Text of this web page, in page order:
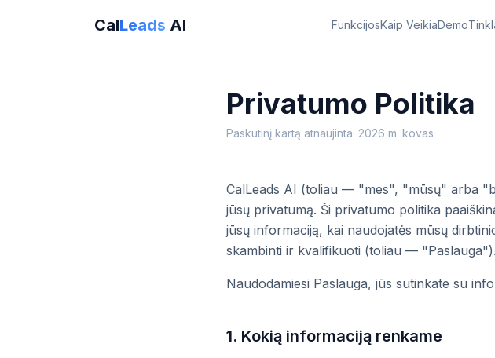
CalLeads AI FunkcijosKaip VeikiaDemo
Privatumo Politika
Paskutinį kartą atnaujinta: 2026 m. kovas
CalLeads AI (toliau — "mes", "mūsų" arba
jūsų privatumą. Ši privatumo politika
jūsų informaciją, kai naudojatės mūsų
skambinti ir kvalifikuoti (toliau — "Paslauga").
Naudodamiesi Paslauga, jūs sutinkate su
1. Kokią informaciją renkame